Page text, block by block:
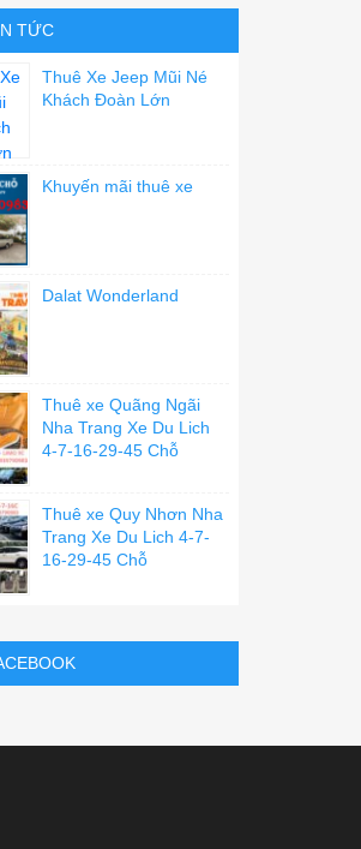
TỨC
Thuê Xe Jeep Mũi Né
Khách Đoàn Lớn
Khuyến mãi thuê xe
Dalat Wonderland
Thuê xe Quãng Ngãi
Nha Trang Xe Du Lich
4-7-16-29-45 Chỗ
Thuê xe Quy Nhơn Nha
Trang Xe Du Lich 4-7-
16-29-45 Chỗ